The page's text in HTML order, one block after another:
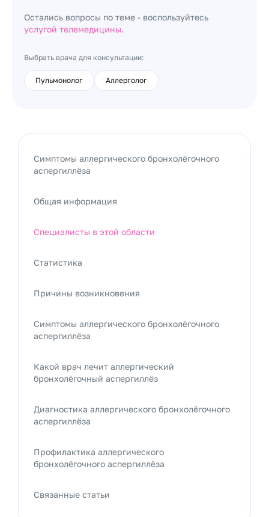
Остались вопросы по теме - воспользуйтесь
услугой телемедицины.
Выбрать врача для консультации:
Пульмонолог Аллерголог
Симптомы аллергического бронхолёгочного
аспергиллёза
Общая информация
Специалисты в этой области
Статистика
Причины возникновения
Симптомы аллергического бронхолёгочного
аспергиллёза
Какой врач лечит аллергический
бронхолёгочный аспергиллёз
Диагностика аллергического бронхолёгочного
аспергиллёза
Профилактика аллергического
бронхолёгочного аспергиллёза
Связанные статьи